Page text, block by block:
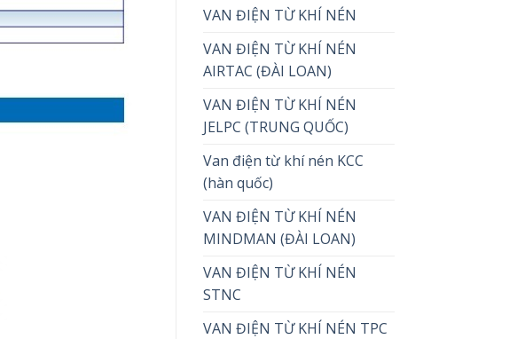
VAN ĐIỆN TỪ KHÍ NÉN
VAN ĐIỆN TỪ KHÍ NÉN
AIRTAC (ĐÀI LOAN)
VAN ĐIỆN TỪ KHÍ NÉN
JELPC (TRUNG QUỐC)
Van điện từ khí nén KCC
(hàn quốc)
VAN ĐIỆN TỪ KHÍ NÉN
MINDMAN (ĐÀI LOAN)
VAN ĐIỆN TỪ KHÍ NÉN
STNC
VAN ĐIỆN TỪ KHÍ NÉN TPC